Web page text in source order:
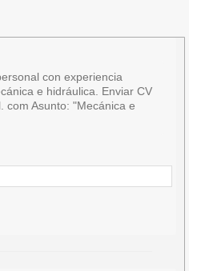
con experiencia
e hidráulica. Enviar CV
com Asunto: "Mecánica e